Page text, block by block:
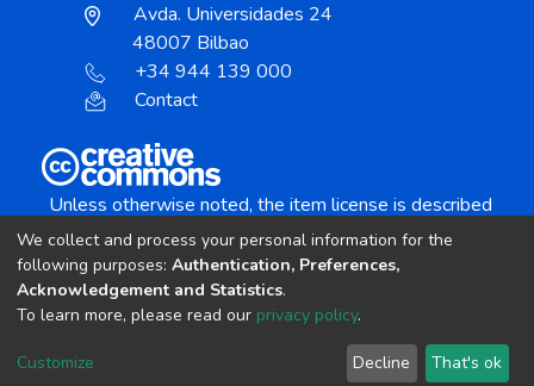
Avda. Universidades 24
48007 Bilbao
+34 944 139 000
Contact
Unless otherwise noted, the item license is described
Creative Commons Attribution-NonCommercial-
copyright © 2002-2026 LYRASIS
Cookie settings Send Feedback
We collect and process your personal information for the
following purposes: Authentication, Preferences,
Acknowledgement and Statistics.
To learn more, please read our privacy policy.
Customize Decline That's ok